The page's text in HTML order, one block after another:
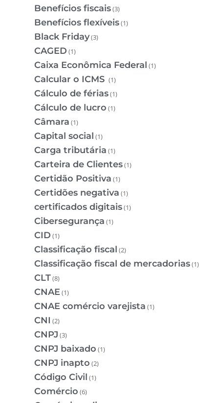
Benefícios fiscais(3)
Benefícios flexíveis(1)
Black Friday(3)
CAGED (1)
Caixa Econômica Federal (1)
Calcular o ICMS (1)
Cálculo de férias(1)
Cálculo de lucro (1)
Câmara (1)
Capital social (1)
Carga tributária (1)
Carteira de Clientes(1)
Certidão Positiva (1)
Certidões negativa (1)
certificados digitais(1)
Cibersegurança (1)
CID (1)
Classificação fiscal (2)
Classificação fiscal de mercadorias(1)
CLT(8)
CNAE(1)
CNAE comércio varejista (1)
CNI (2)
CNPJ (3)
CNPJ baixado (1)
CNPJ inapto (2)
Código Civil (1)
Comércio (6)